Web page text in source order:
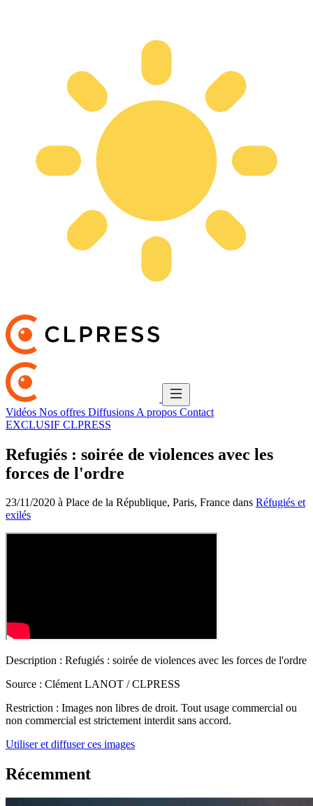
Vidéos Nos offres Diffusions A propos Contact
EXCLUSIF CLPRESS
Refugiés : soirée de violences avec les
forces de l'ordre
23/11/2020 à Place de la République, Paris, France dans Réfugiés et
exilés
Description : Refugiés : soirée de violences avec les forces de l'ordre
Source : Clément LANOT / CLPRESS
Restriction : Images non libres de droit. Tout usage commercial ou
non commercial est strictement interdit sans accord.
Utiliser et diffuser ces images
Récemment